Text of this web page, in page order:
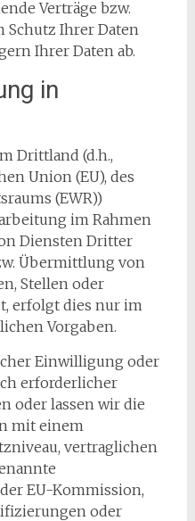
Verträge bzw.
Schutz Ihrer Daten
Ihrer Daten ab.
in
Drittland (d.h.,
Union (EU), des
(EWR))
im Rahmen
Diensten Dritter
Übermittlung von
Stellen oder
erfolgt dies nur im
Vorgaben.
Einwilligung oder
erforderlicher
oder lassen wir die
mit einem
vertraglichen
EU-Kommission,
oder